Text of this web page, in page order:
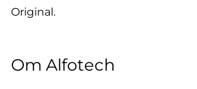
Original.
Om Alfotech